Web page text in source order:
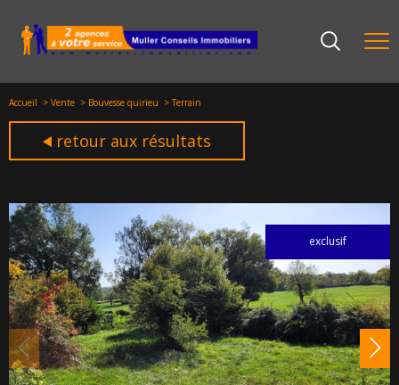
Accueil Vente Bouvesse quirieu Terrain
retour aux résultats
exclusif